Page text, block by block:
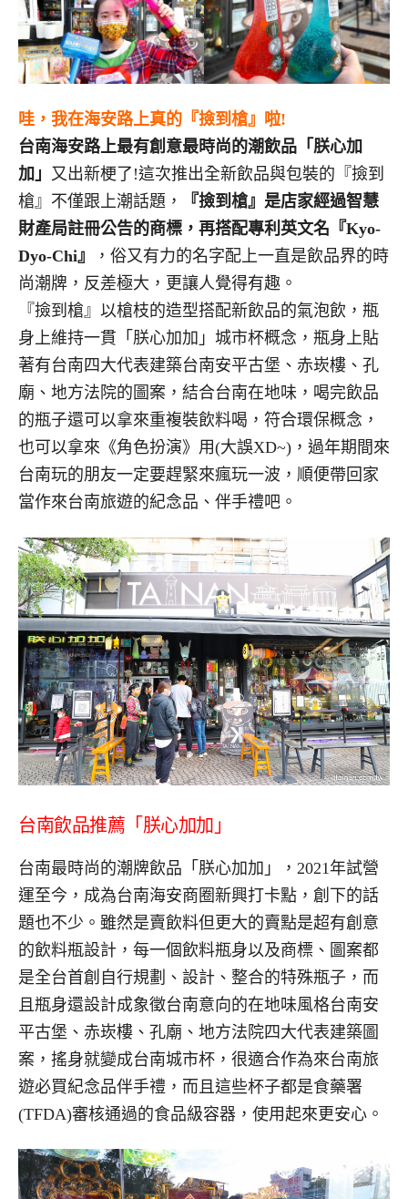
哇，我在海安路上真的『撿到槍』啦!
台南海安路上最有創意最時尚的潮飲品「朕心加
加」 又出新梗了!這次推出全新飲品與包裝的『撿到
槍』不僅跟上潮話題，
『撿到槍』是店家經過智慧
財產局註冊公告的商標，再搭配專利英文名『Kyo-
Dyo-Chi』
，俗又有力的名字配上一直是飲品界的時
尚潮牌，反差極大，更讓人覺得有趣。
『撿到槍』以槍枝的造型搭配新飲品的氣泡飲，瓶
身上維持一貫「朕心加加」城市杯概念，瓶身上貼
著有台南四大代表建築台南安平古堡、赤崁樓、孔
廟、地方法院的圖案，結合台南在地味，喝完飲品
的瓶子還可以拿來重複裝飲料喝，符合環保概念，
也可以拿來《角色扮演》用(大誤XD~)，過年期間來
台南玩的朋友一定要趕緊來瘋玩一波，順便帶回家
當作來台南旅遊的紀念品、伴手禮吧。
台南飲品推薦「朕心加加」
台南最時尚的潮牌飲品「朕心加加」，2021年試營
運至今，成為台南海安商圈新興打卡點，創下的話
題也不少。雖然是賣飲料但更大的賣點是超有創意
的飲料瓶設計，每一個飲料瓶身以及商標、圖案都
是全台首創自行規劃、設計、整合的特殊瓶子，而
且瓶身還設計成象徵台南意向的在地味風格台南安
平古堡、赤崁樓、孔廟、地方法院四大代表建築圖
案，搖身就變成台南城市杯，很適合作為來台南旅
遊必買紀念品伴手禮，而且這些杯子都是食藥署
(TFDA)審核通過的食品級容器，使用起來更安心。